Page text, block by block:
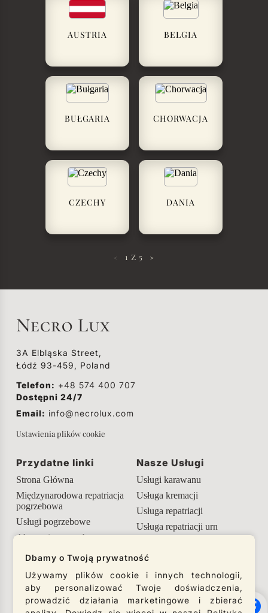
AUSTRIA BELGIA
BUŁGARIA CHORWACJA
CZECHY DANIA
< 1 Z 5 >
Necro Lux
3A Elbląska Street,
Łódź 93-459, Poland
Telefon: +48 574 400 707
Dostępni 24/7
Email: info@necrolux.com
Ustawienia plików cookie
Przydatne linki
Strona Główna
Międzynarodowa repatriacja
pogrzebowa
Usługi pogrzebowe
Akcesoria pogrzebowe
Przydatne informacje
Nasze Usługi
Usługi karawanu
Usługa kremacji
Usługa repatriacji
Usługa repatriacji urn
Nasze media społecznościowe
Śledź nasze media społecznościowe i bądź na
Dbamy o Twoją prywatność
Używamy plików cookie i innych technologii,
aby personalizować Twoje doświadczenia,
prowadzić działania marketingowe i zbierać